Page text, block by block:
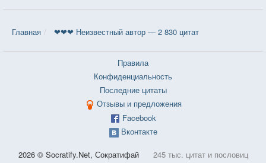
Главная ❤❤❤ Неизвестный автор — 2 830 цитат
Правила
Конфиденциальность
Последние цитаты
Отзывы и предложения
Facebook
Вконтакте
2026 © Socratify.Net, Сократифай 245 тыс. цитат и пословиц